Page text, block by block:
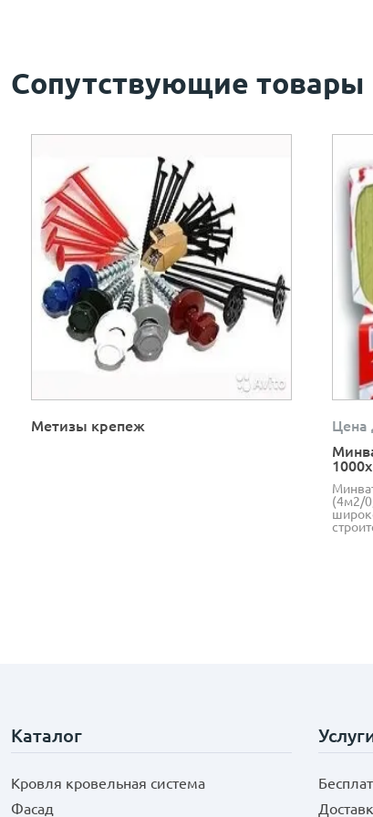
Сопутствующие товары
Метизы крепеж
Цена
(4м2/
Каталог
Кровля кровельная система
Фасад